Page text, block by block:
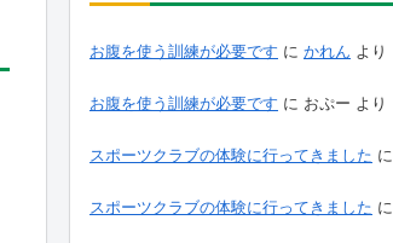
お腹を使う訓練が必要です に かれん より
お腹を使う訓練が必要です に おぷー より
スポーツクラブの体験に行ってきました に
スポーツクラブの体験に行ってきました に